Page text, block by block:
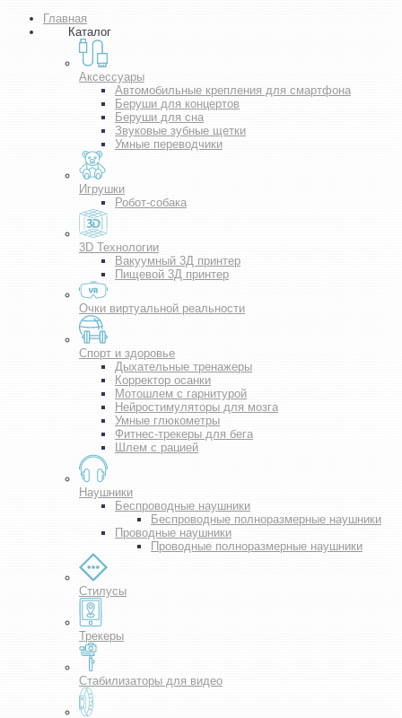
Главная
Каталог
Аксессуары
Автомобильные крепления для смартфона
Беруши для концертов
Беруши для сна
Звуковые зубные щетки
Умные переводчики
Игрушки
Робот-собака
3D Технологии
Вакуумный 3Д принтер
Пищевой 3Д принтер
Очки виртуальной реальности
Спорт и здоровье
Дыхательные тренажеры
Корректор осанки
Мотошлем с гарнитурой
Нейростимуляторы для мозга
Умные глюкометры
Фитнес-трекеры для бега
Шлем с рацией
Наушники
Беспроводные наушники
Беспроводные полноразмерные наушники
Проводные наушники
Проводные полноразмерные наушники
Стилусы
Трекеры
Стабилизаторы для видео